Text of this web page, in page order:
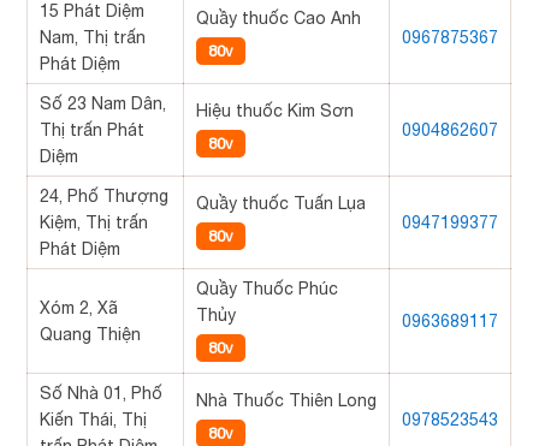
15 Phát Diệm
Nam, Thị trấn
Phát Diệm
Quầy thuốc Cao Anh
80v
0967875367
Số 23 Nam Dân,
Thị trấn Phát
Diệm
Hiệu thuốc Kim Sơn
80v
0904862607
24, Phố Thượng
Kiệm, Thị trấn
Phát Diệm
Quầy thuốc Tuấn Lụa
80v
0947199377
Xóm 2, Xã
Quang Thiện
Quầy Thuốc Phúc
Thủy
80v
0963689117
Số Nhà 01, Phố
Kiến Thái, Thị
Nhà Thuốc Thiên Long
80v
0978523543